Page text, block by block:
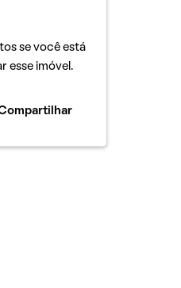
se você está
esse imóvel.